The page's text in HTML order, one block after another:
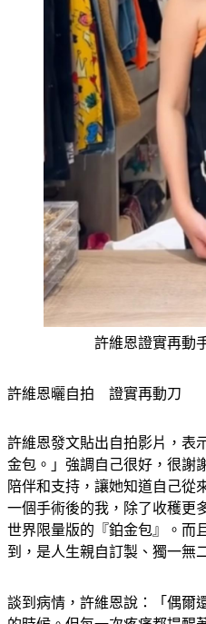
許維恩發文貼出自拍影片，表
金包。」強調自己很好，很謝
陪伴和支持，讓她知道自己從
一個手術後的我，除了收穫更
世界限量版的『鉑金包』。而